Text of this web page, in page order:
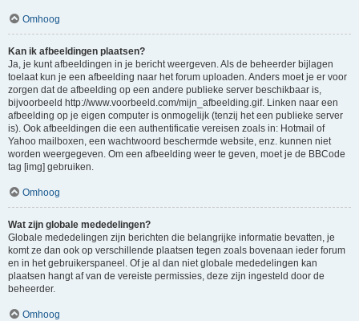
Omhoog
Kan ik afbeeldingen plaatsen?
Ja, je kunt afbeeldingen in je bericht weergeven. Als de beheerder bijlagen
toelaat kun je een afbeelding naar het forum uploaden. Anders moet je er voor
zorgen dat de afbeelding op een andere publieke server beschikbaar is,
bijvoorbeeld http://www.voorbeeld.com/mijn_afbeelding.gif. Linken naar een
afbeelding op je eigen computer is onmogelijk (tenzij het een publieke server
is). Ook afbeeldingen die een authentificatie vereisen zoals in: Hotmail of
Yahoo mailboxen, een wachtwoord beschermde website, enz. kunnen niet
worden weergegeven. Om een afbeelding weer te geven, moet je de BBCode
tag [img] gebruiken.
Omhoog
Wat zijn globale mededelingen?
Globale mededelingen zijn berichten die belangrijke informatie bevatten, je
komt ze dan ook op verschillende plaatsen tegen zoals bovenaan ieder forum
en in het gebruikerspaneel. Of je al dan niet globale mededelingen kan
plaatsen hangt af van de vereiste permissies, deze zijn ingesteld door de
beheerder.
Omhoog